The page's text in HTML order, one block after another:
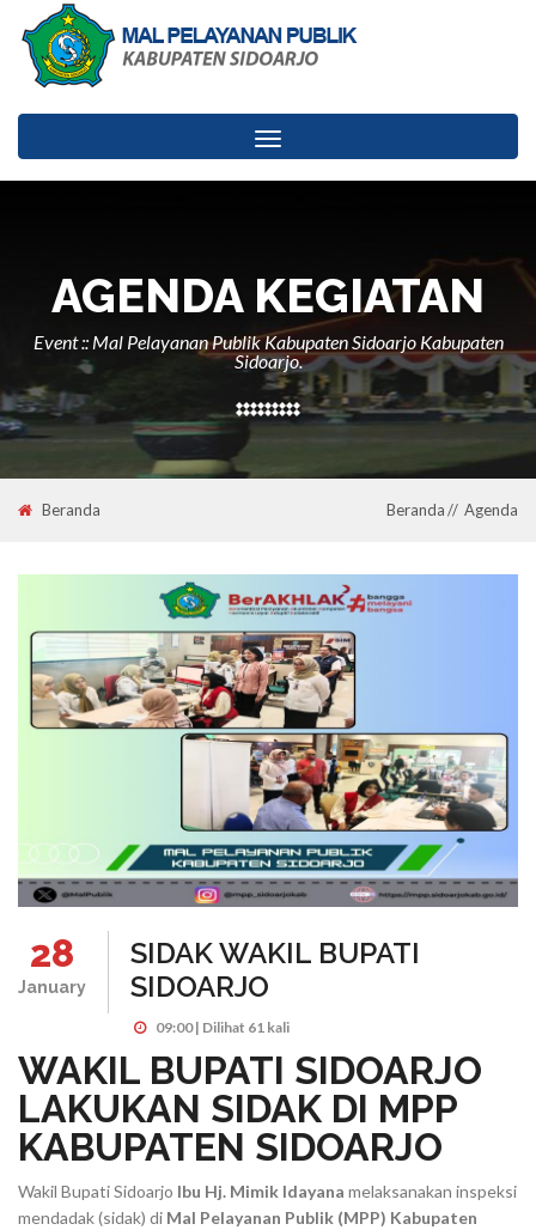
Toggle
navigation
AGENDA KEGIATAN
Event :: Mal Pelayanan Publik Kabupaten Sidoarjo Kabupaten
Sidoarjo.
Beranda Beranda Agenda
28
January
SIDAK WAKIL BUPATI
SIDOARJO
09:00 | Dilihat 61 kali
WAKIL BUPATI SIDOARJO
LAKUKAN SIDAK DI MPP
KABUPATEN SIDOARJO
Wakil Bupati Sidoarjo Ibu Hj. Mimik Idayana melaksanakan inspeksi
mendadak (sidak) di Mal Pelayanan Publik (MPP) Kabupaten